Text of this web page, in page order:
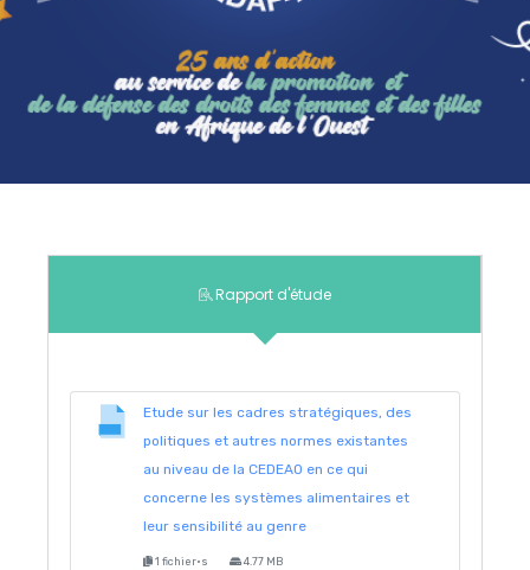
Rapport d'étude
Etude sur les cadres stratégiques, des
politiques et autres normes existantes
au niveau de la CEDEAO en ce qui
concerne les systèmes alimentaires et
leur sensibilité au genre
1 fichier·s 4.77 MB